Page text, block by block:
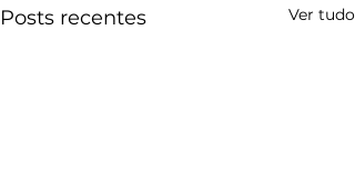
Posts recentes Ver tudo